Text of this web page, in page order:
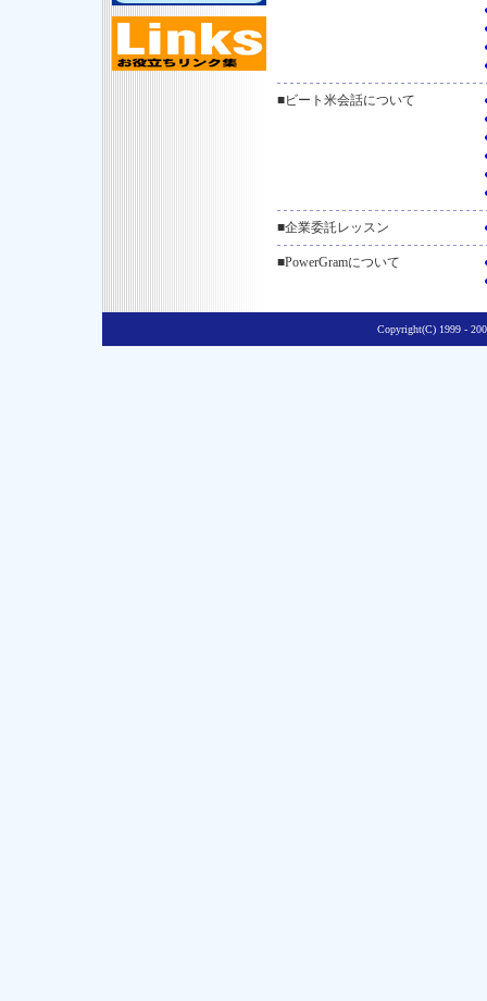
■ビート米会話について
■企業委託レッスン
■PowerGramについて
Copyright(C) 1999 -